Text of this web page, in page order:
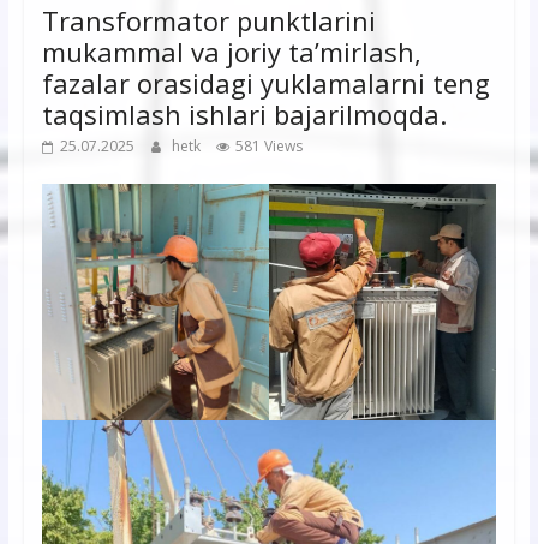
Transformator punktlarini
mukammal va joriy ta’mirlash,
fazalar orasidagi yuklamalarni teng
taqsimlash ishlari bajarilmoqda.
25.07.2025 hetk 581 Views